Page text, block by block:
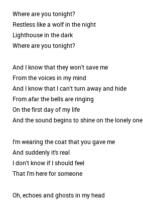
Where are you tonight?
Restless like a wolf in the night
Lighthouse in the dark
Where are you tonight?
And I know that they won't save me
From the voices in my mind
And I know that I can't turn away and hide
From afar the bells are ringing
On the first day of my life
And the sound begins to shine on the lonely one
I'm wearing the coat that you gave me
And suddenly it's real
I don't know if I should feel
That I'm here for someone
Oh, echoes and ghosts in my head